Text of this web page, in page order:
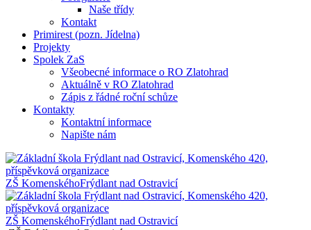
Naše třídy
Kontakt
Primirest (pozn. Jídelna)
Projekty
Spolek ZaS
Všeobecné informace o RO Zlatohrad
Aktuálně v RO Zlatohrad
Zápis z řádné roční schůze
Kontakty
Kontaktní informace
Napište nám
ZŠ KomenskéhoFrýdlant nad Ostravicí
ZŠ KomenskéhoFrýdlant nad Ostravicí